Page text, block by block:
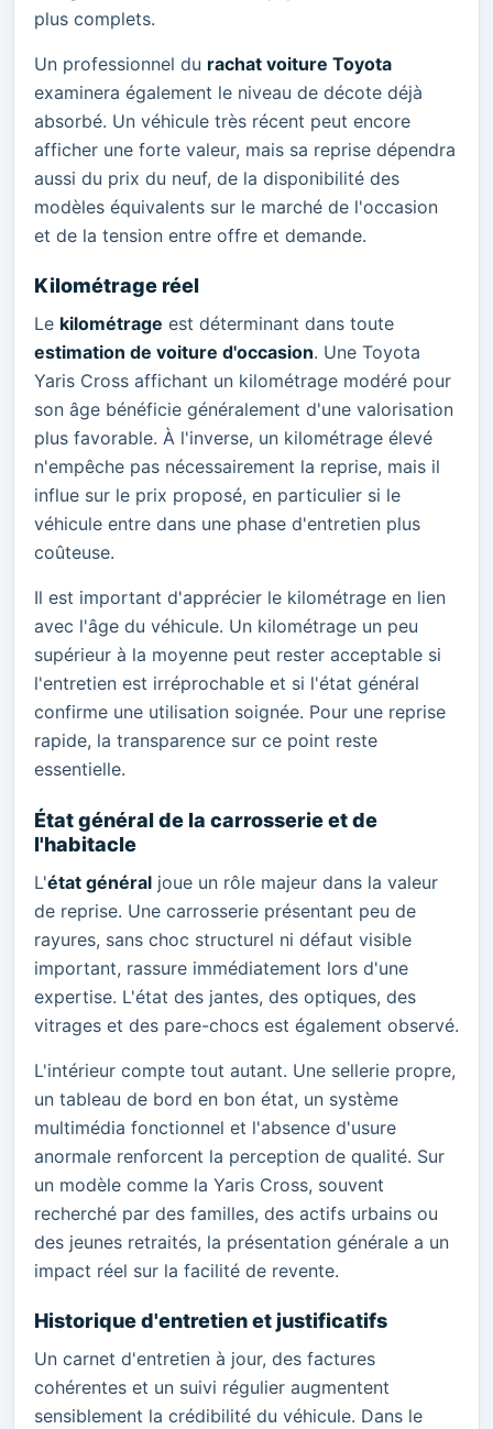
plus complets.
Un professionnel du rachat voiture Toyota
examinera également le niveau de décote déjà
absorbé. Un véhicule très récent peut encore
afficher une forte valeur, mais sa reprise dépendra
aussi du prix du neuf, de la disponibilité des
modèles équivalents sur le marché de l'occasion
et de la tension entre offre et demande.
Kilométrage réel
Le kilométrage est déterminant dans toute
estimation de voiture d'occasion. Une Toyota
Yaris Cross affichant un kilométrage modéré pour
son âge bénéficie généralement d'une valorisation
plus favorable. À l'inverse, un kilométrage élevé
n'empêche pas nécessairement la reprise, mais il
influe sur le prix proposé, en particulier si le
véhicule entre dans une phase d'entretien plus
coûteuse.
Il est important d'apprécier le kilométrage en lien
avec l'âge du véhicule. Un kilométrage un peu
supérieur à la moyenne peut rester acceptable si
l'entretien est irréprochable et si l'état général
confirme une utilisation soignée. Pour une reprise
rapide, la transparence sur ce point reste
essentielle.
État général de la carrosserie et de
l'habitacle
L'état général joue un rôle majeur dans la valeur
de reprise. Une carrosserie présentant peu de
rayures, sans choc structurel ni défaut visible
important, rassure immédiatement lors d'une
expertise. L'état des jantes, des optiques, des
vitrages et des pare-chocs est également observé.
L'intérieur compte tout autant. Une sellerie propre,
un tableau de bord en bon état, un système
multimédia fonctionnel et l'absence d'usure
anormale renforcent la perception de qualité. Sur
un modèle comme la Yaris Cross, souvent
recherché par des familles, des actifs urbains ou
des jeunes retraités, la présentation générale a un
impact réel sur la facilité de revente.
Historique d'entretien et justificatifs
Un carnet d'entretien à jour, des factures
cohérentes et un suivi régulier augmentent
sensiblement la crédibilité du véhicule. Dans le